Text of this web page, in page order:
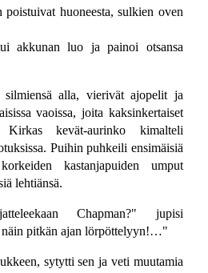
poistuivat huoneesta, sulkien oven
akkunan luo ja painoi otsansa
alla, vierivät ajopelit ja
vaoissa, joita kaksinkertaiset
Kirkas kevät-aurinko kimalteli
Puihin puhkeili ensimäisiä
kastanjapuiden umput
lehtiänsä.
Chapman?" jupisi
näin pitkän ajan lörpöttelyyn!…"
sytytti sen ja veti muutamia